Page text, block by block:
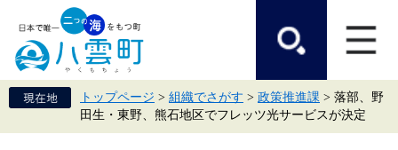
頭
で
飛
ば
て
トップページ > 組織でさがす > 政策推進課 > 落部、野
田生・東野、熊石地区でフレッツ光サービスが決定